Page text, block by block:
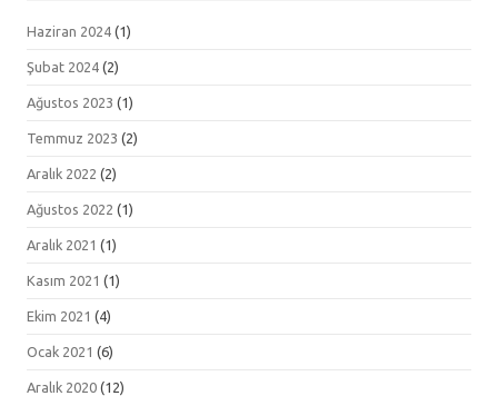
Haziran 2024 (1)
Şubat 2024 (2)
Ağustos 2023 (1)
Temmuz 2023 (2)
Aralık 2022 (2)
Ağustos 2022 (1)
Aralık 2021 (1)
Kasım 2021 (1)
Ekim 2021 (4)
Ocak 2021 (6)
Aralık 2020 (12)